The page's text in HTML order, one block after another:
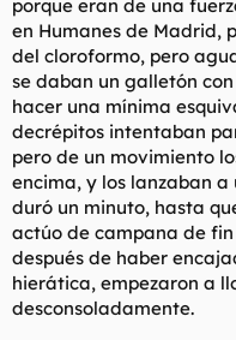
porque eran de una
en Humanes de Madrid,
del cloroformo, pero
se daban un galletón
hacer una mínima
decrépitos intentaban
pero de un movimiento
encima, y los lanzaban
duró un minuto, hasta
actúo de campana de
después de haber
hierática, empezaron a
desconsoladamente.